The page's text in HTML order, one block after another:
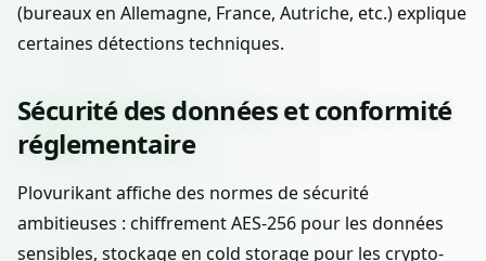
(bureaux en Allemagne, France, Autriche, etc.) explique
certaines détections techniques.
Sécurité des données et conformité
réglementaire
Plovurikant affiche des normes de sécurité
ambitieuses : chiffrement AES-256 pour les données
sensibles, stockage en cold storage pour les crypto-